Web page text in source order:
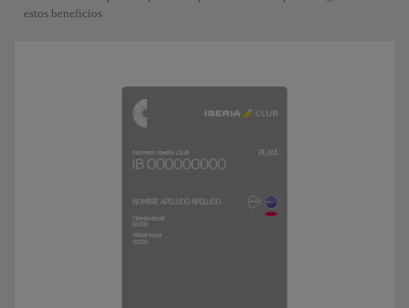
estos beneficios